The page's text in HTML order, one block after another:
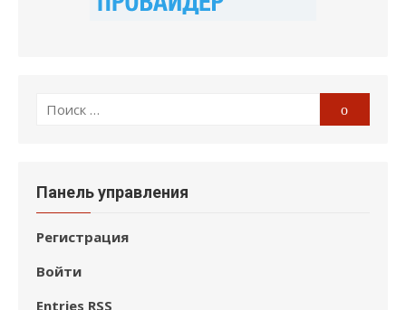
Поиск
Поиск
Панель управления
Регистрация
Войти
Entries RSS